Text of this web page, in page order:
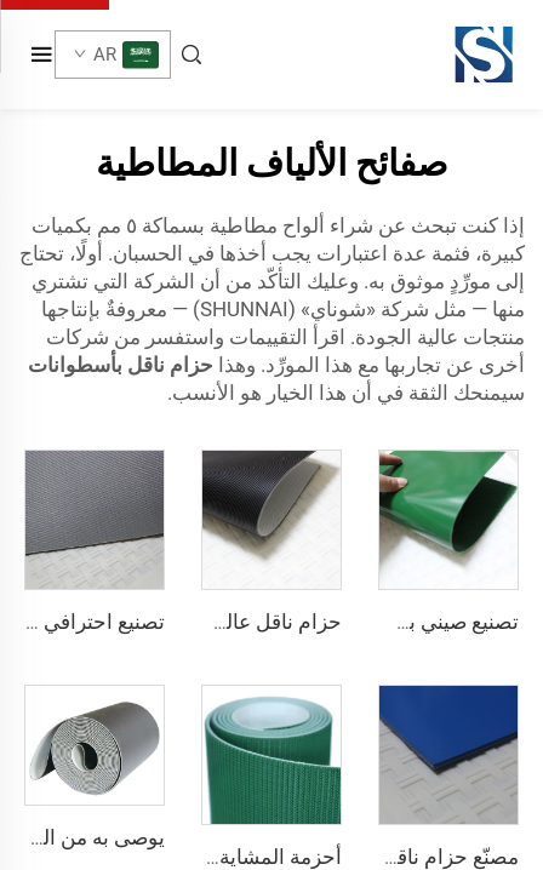
AR
صفائح الألياف المطاطية
إذا كنت تبحث عن شراء ألواح مطاطية بسماكة ٥ مم بكميات
كبيرة، فثمة عدة اعتبارات يجب أخذها في الحسبان. أولًا، تحتاج
إلى مورِّدٍ موثوق به. وعليك التأكّد من أن الشركة التي تشتري
منها — مثل شركة «شوناي» (SHUNNAI) — معروفةٌ بإنتاجها
منتجات عالية الجودة. اقرأ التقييمات واستفسر من شركات
أخرى عن تجاربها مع هذا المورِّد. وهذا حزام ناقل بأسطوانات
سيمنحك الثقة في أن هذا الخيار هو الأنسب.
تصنيع صيني بسعر تنافسي لحزام ناقل من مادة PVC حزام ناقل عالي الجودة من القماش المضاد للكهرباء الساكنة بلون أسود بسماكة 2 مم من مادة PVC للنقل اللوجستي مباشرة من المصنع تصنيع احترافي لأحزمة نقل لوجستية من مادة PVC من أجل فرز وتوزيع فعال في صناعات المطاعم
مصنّع حزام ناقل مضاد للكهرباء الساكنة ومضاد للالتصاق لمطاعم المخابز والحلويات أحزمة المشاية بسعر المصنع من شوناي، سمك 1.6 مم، حزام مشاية أسود من مادة PVC، حزام ماكينة مشي
يوصى به من المصنّع: كونتر دفع في السوبرماركت مزود بسيور نقل، سيور نقل ذات استقرار عالي في السرعة، من مادة البولي يوريثان (PU)